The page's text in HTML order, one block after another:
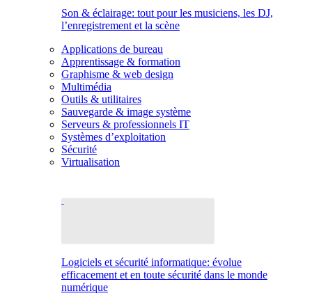
Son & éclairage: tout pour les musiciens, les DJ,
l’enregistrement et la scène
Applications de bureau
Apprentissage & formation
Graphisme & web design
Multimédia
Outils & utilitaires
Sauvegarde & image système
Serveurs & professionnels IT
Systèmes d’exploitation
Sécurité
Virtualisation
Logiciels et sécurité informatique: évolue
efficacement et en toute sécurité dans le monde
numérique